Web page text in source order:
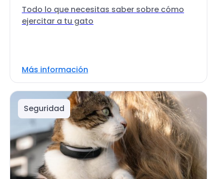
Todo lo que necesitas saber sobre cómo
ejercitar a tu gato
Más información
Seguridad